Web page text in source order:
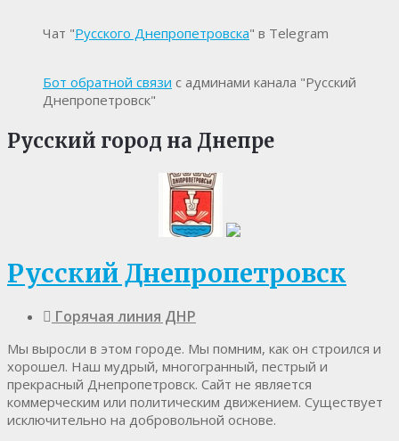
Чат "Русского Днепропетровска" в Telegram
Бот обратной связи с админами канала "Русский
Днепропетровск"
Русский город на Днепре
Русский Днепропетровск
Горячая линия ДНР
Мы выросли в этом городе. Мы помним, как он строился и
хорошел. Наш мудрый, многогранный, пестрый и
прекрасный Днепропетровск. Cайт не является
коммерческим или политическим движением. Существует
исключительно на добровольной основе.